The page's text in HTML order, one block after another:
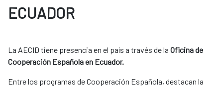
ECUADOR
La AECID tiene presencia en el país a través de la Oficina de
Cooperación Española en Ecuador.
Entre los programas de Cooperación Española, destacan la